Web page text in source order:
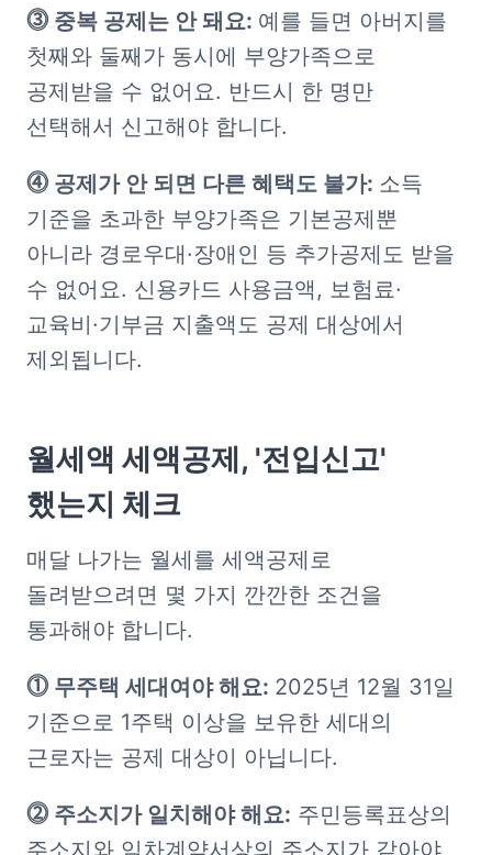
⓷ 중복 공제는 안 돼요: 예를 들면 아버지를
첫째와 둘째가 동시에 부양가족으로
공제받을 수 없어요. 반드시 한 명만
선택해서 신고해야 합니다.
⓸ 공제가 안 되면 다른 혜택도 불가: 소득
기준을 초과한 부양가족은 기본공제뿐
아니라 경로우대·장애인 등 추가공제도 받을
수 없어요. 신용카드 사용금액, 보험료·
교육비·기부금 지출액도 공제 대상에서
제외됩니다.
월세액 세액공제, '전입신고'
했는지 체크
매달 나가는 월세를 세액공제로
돌려받으려면 몇 가지 깐깐한 조건을
통과해야 합니다.
⓵ 무주택 세대여야 해요: 2025년 12월 31일
기준으로 1주택 이상을 보유한 세대의
근로자는 공제 대상이 아닙니다.
⓶ 주소지가 일치해야 해요: 주민등록표상의
주소지와 임차계약서상의 주소지가 같아야